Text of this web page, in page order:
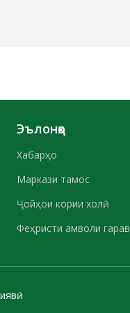
Эълонҳо
Хабарҳо
Маркази тамос
Ҷойҳои кории холӣ
Феҳристи амволи гарав